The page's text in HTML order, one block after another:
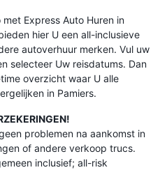
Express Auto Huren in
hier U een all-inclusieve
autoverhuur merken. Vul uw
selecteer Uw reisdatums. Dan
overzicht waar U alle
in Pamiers.
problemen na aankomst in
of andere verkoop trucs.
inclusief; all-risk